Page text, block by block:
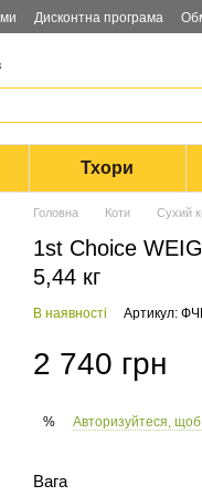
Дисконтна програма
Тхори
Головна Коти Сухий
1st Choice
5,44 кг
В наявності Артикул:
2 740 грн
% Авторизуйтеся,
Вага